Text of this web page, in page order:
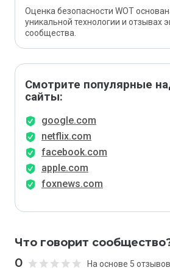
Оценка безопасности WOT
уникальной технологии и отзывах
сообщества.
Смотрите популярные
сайты:
google.com
netflix.com
facebook.com
apple.com
foxnews.com
Что говорит
0 На основе 5 отзывов